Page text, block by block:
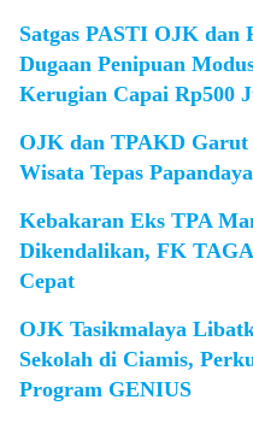
Satgas PASTI OJK dan
Dugaan Penipuan
Kerugian Capai Rp500
OJK dan TPAKD
Wisata Tepas
Kebakaran Eks TPA
Dikendalikan, FK
Cepat
OJK Tasikmalaya
Sekolah di Ciamis,
Program GENIUS